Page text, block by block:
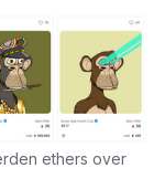
ethers over